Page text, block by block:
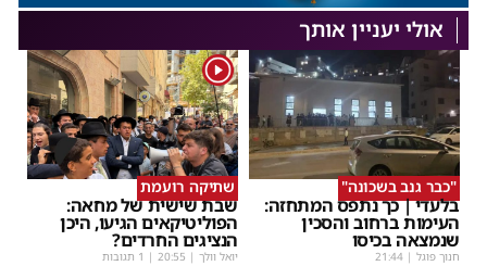
אולי יעניין אותך
"כבר גנב בשכונה"
בלעדי | כך נתפס המתחזה:
העימות ברחוב והסכין
שנמצאה בכיסו
חנוך פוגל |
21:44
1
שתיקה רועמת
שבת שישית של מחאה:
הפוליטיקאים הגיעו, היכן
הנציגים החרדים?
יואל וולך |
20:55 | 1 תגובות